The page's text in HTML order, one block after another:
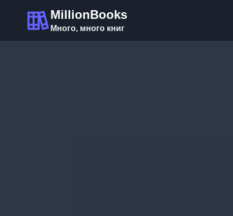
содержимому
MillionBooks
Много, много книг